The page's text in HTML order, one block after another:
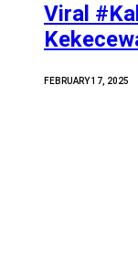
Viral
FEBRUARY 17, 2025